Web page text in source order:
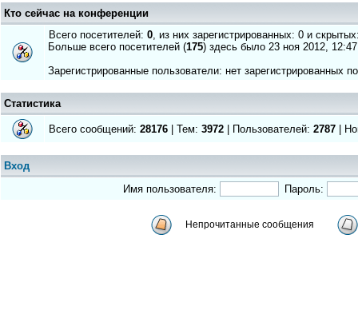
Кто сейчас на конференции
Всего посетителей: 0, из них зарегистрированных: 0 и
Больше всего посетителей (175) здесь было 23 ноя 2012, 12:47
Зарегистрированные пользователи: нет зарегистрированных
Статистика
Всего сообщений: 28176 | Тем: 3972 | Пользователей: 2787 |
Вход
Имя пользователя:
Пароль:
Непрочитанные сообщения